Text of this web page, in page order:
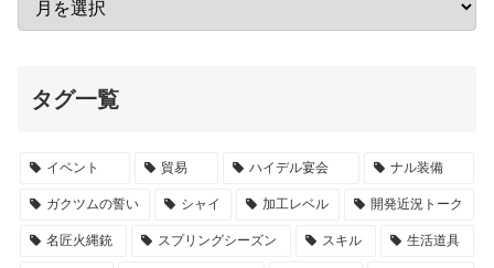
タグ一覧
イベント 貿易 ハイデル宴会 ナル装備
ガクツムの誓い シャイ 加工レベル 開発近況トーク
名匠火縄銃 スプリングシーズン スキル 生活道具